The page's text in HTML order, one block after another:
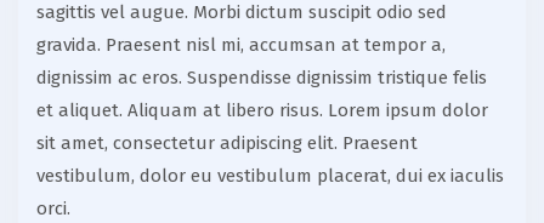
sagittis vel augue. Morbi dictum suscipit odio sed
gravida. Praesent nisl mi, accumsan at tempor a,
dignissim ac eros. Suspendisse dignissim tristique felis
et aliquet. Aliquam at libero risus. Lorem ipsum dolor
sit amet, consectetur adipiscing elit. Praesent
vestibulum, dolor eu vestibulum placerat, dui ex iaculis
orci.